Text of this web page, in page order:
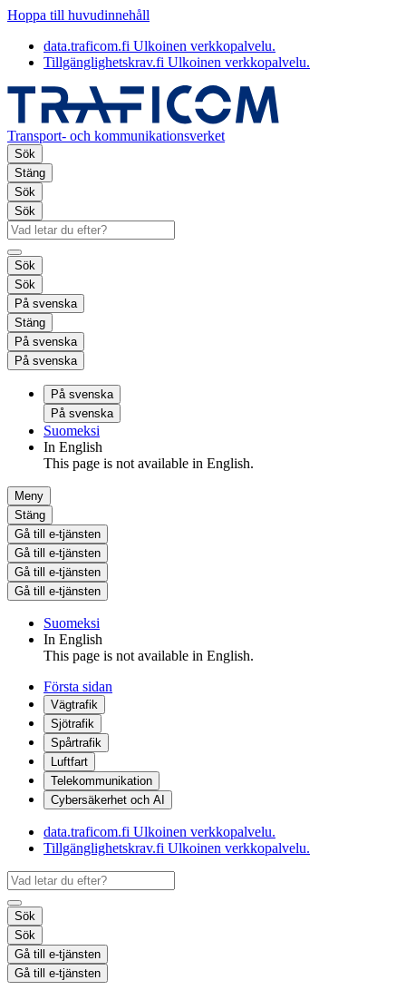
Hoppa till huvudinnehåll
data.traficom.fi Ulkoinen verkkopalvelu.
Tillgänglighetskrav.fi Ulkoinen verkkopalvelu.
Transport- och kommunikationsverket
Sök
Stäng
Sök
Sök
Sök
Sök
På svenska
Stäng
På svenska
På svenska
På svenska
På svenska
Suomeksi
In English
This page is not available in English.
Meny
Stäng
Gå till e-tjänsten
Gå till e-tjänsten
Gå till e-tjänsten
Gå till e-tjänsten
Suomeksi
In English
This page is not available in English.
Första sidan
Vägtrafik
Sjötrafik
Spårtrafik
Luftfart
Telekommunikation
Cybersäkerhet och AI
data.traficom.fi Ulkoinen verkkopalvelu.
Tillgänglighetskrav.fi Ulkoinen verkkopalvelu.
Sök
Sök
Gå till e-tjänsten
Gå till e-tjänsten